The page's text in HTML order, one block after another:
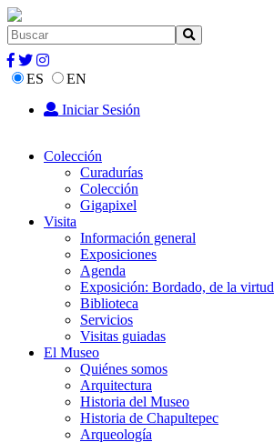
ES
EN
Iniciar Sesión
Colección
Curadurías
Colección
Gigapixel
Visita
Información general
Exposiciones
Agenda
Exposición: Bordado, de la virtud
Biblioteca
Servicios
Visitas guiadas
El Museo
Quiénes somos
Arquitectura
Historia del Museo
Historia de Chapultepec
Arqueología